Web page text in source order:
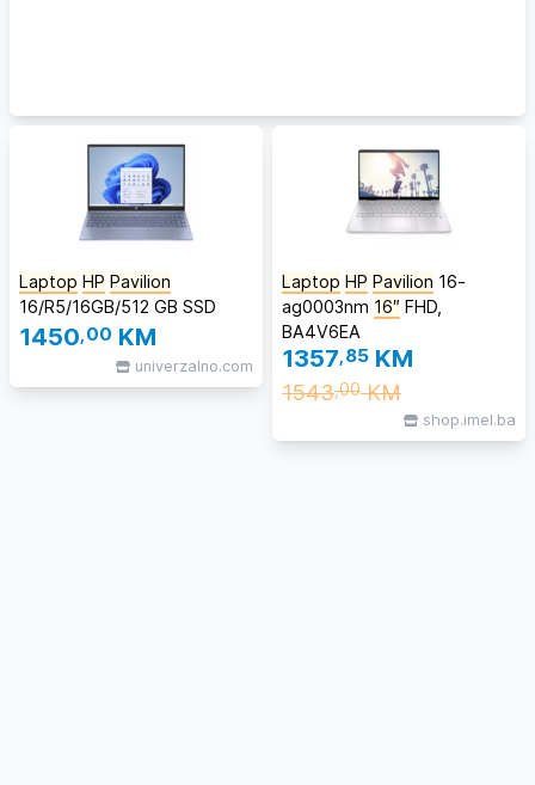
Laptop HP Pavilion
16/R5/16GB/512 GB SSD
1450,00 KM
univerzalno.com
Laptop HP Pavilion 16-
ag0003nm 16″ FHD,
BA4V6EA
1357,85 KM
1543,00KM
shop.imel.ba